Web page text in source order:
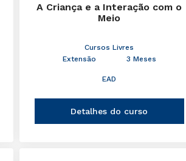
A Criança e a Interação com o
Meio
Cursos Livres
Extensão
3 Meses
EAD
Detalhes do curso